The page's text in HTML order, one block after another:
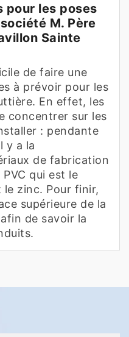
pour les poses
M. Père
Sainte
de faire une
à prévoir pour les
En effet, les
concentrer sur les
: pendante
y a la
de fabrication
qui est le
le zinc. Pour finir,
supérieure de la
de savoir la